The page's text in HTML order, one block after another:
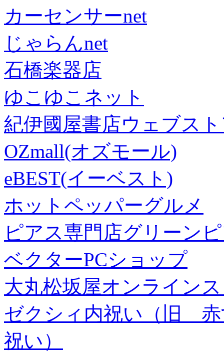
カーセンサーnet
じゃらんnet
石橋楽器店
ゆこゆこネット
紀伊國屋書店ウェブス
OZmall(オズモール)
eBEST(イーベスト)
ホットペッパーグルメ
ピアス専門店グリーン
ベクターPCショップ
大丸松坂屋オンライン
ゼクシィ内祝い（旧 赤
祝い）